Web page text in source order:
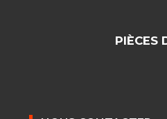
PIÈCES